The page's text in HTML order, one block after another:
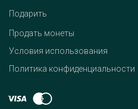
Подарить
Продать монеты
Условия использования
Политика конфиденциальности